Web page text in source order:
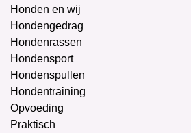
Honden en wij
Hondengedrag
Hondenrassen
Hondensport
Hondenspullen
Hondentraining
Opvoeding
Praktisch